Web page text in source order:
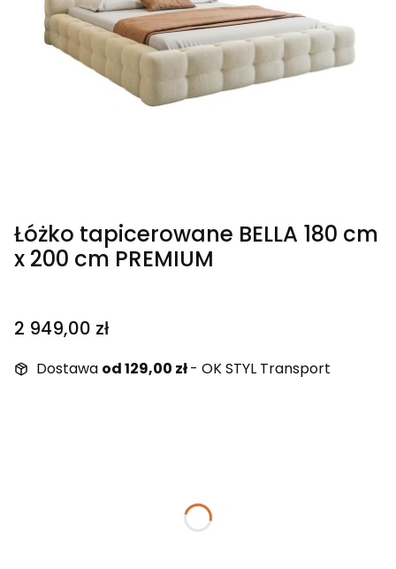
Łóżko tapicerowane BELLA 180 cm
x 200 cm PREMIUM
Cena
2 949,00 zł
Dostawa od 129,00 zł- OK STYL Transport